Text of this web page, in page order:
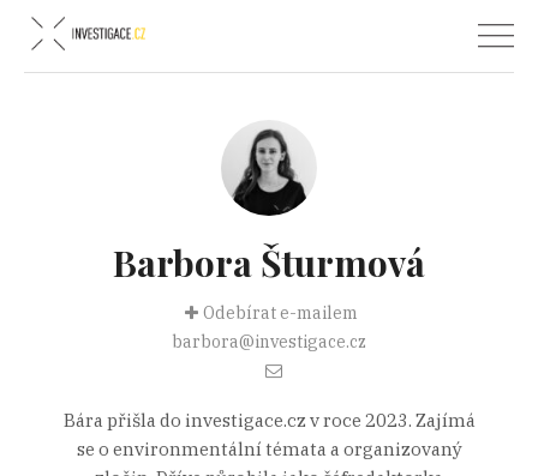
Barbora Šturmová
Odebírat e-mailem
barbora@investigace.cz
Bára přišla do investigace.cz v roce 2023. Zajímá
se o environmentální témata a organizovaný